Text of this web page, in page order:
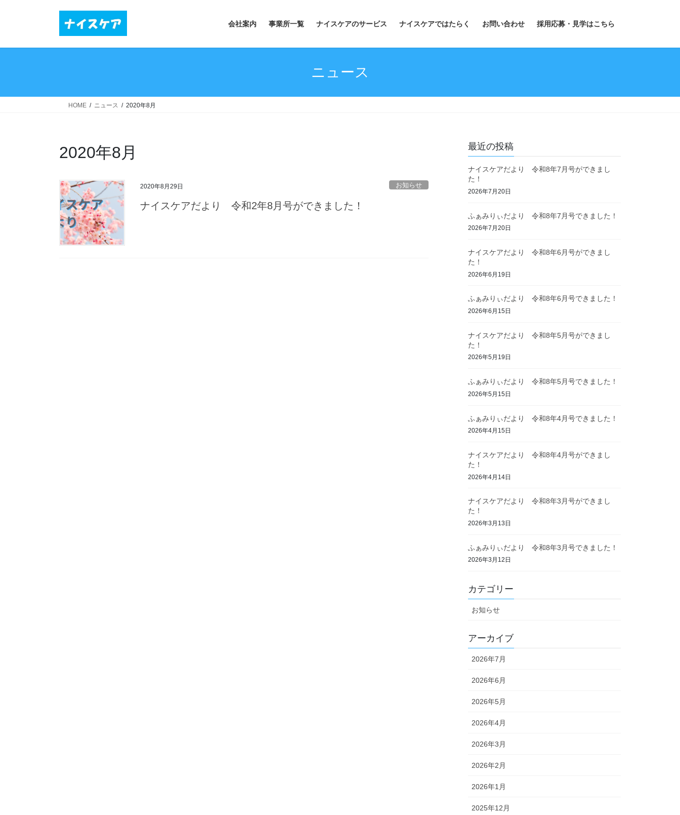
会社案内 事業所一覧 ナイスケアのサービス ナイスケアではたらく お問い合わせ 採用応募・見学はこちら
ニュース
HOME ニュース 2020年8月
2020年8月
2020年8月29日 お知らせ
ナイスケアだより 令和2年8月号ができました！
最近の投稿
ナイスケアだより 令和8年7月号ができまし
た！
2026年7月20日
ふぁみりぃだより 令和8年7月号できました！
2026年7月20日
ナイスケアだより 令和8年6月号ができまし
た！
2026年6月19日
ふぁみりぃだより 令和8年6月号できました！
2026年6月15日
ナイスケアだより 令和8年5月号ができまし
た！
2026年5月19日
ふぁみりぃだより 令和8年5月号できました！
2026年5月15日
ふぁみりぃだより 令和8年4月号できました！
2026年4月15日
ナイスケアだより 令和8年4月号ができまし
た！
2026年4月14日
ナイスケアだより 令和8年3月号ができまし
た！
2026年3月13日
ふぁみりぃだより 令和8年3月号できました！
2026年3月12日
カテゴリー
お知らせ
アーカイブ
2026年7月
2026年6月
2026年5月
2026年4月
2026年3月
2026年2月
2026年1月
2025年12月